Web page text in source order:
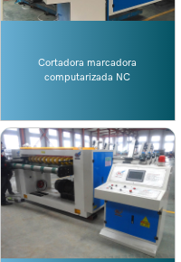
Cortadora marcadora
computarizada NC